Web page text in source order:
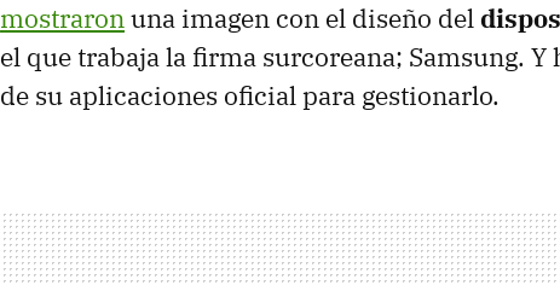
mostraronuna imagen con el diseño del
el que trabaja la firma surcoreana; Samsung. Y
de su aplicaciones oficial para gestionarlo.